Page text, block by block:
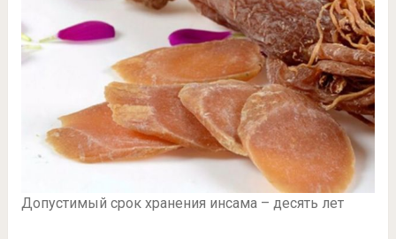
Допустимый срок хранения инсама – десять лет